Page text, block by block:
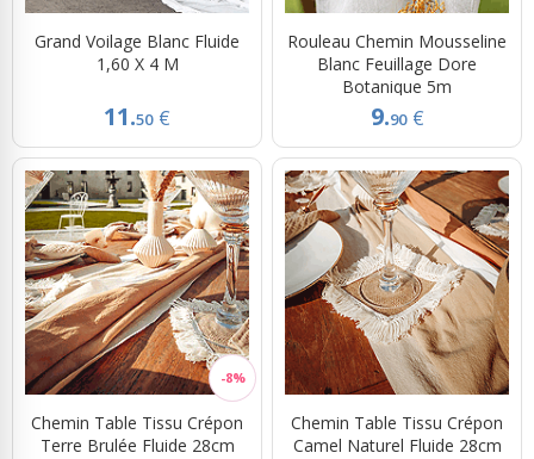
Grand Voilage Blanc Fluide
1,60 X 4 M
11.50 €
Rouleau Chemin Mousseline
Blanc Feuillage Dore
Botanique 5m
9.90 €
Chemin Table Tissu Crépon
Terre Brulée Fluide 28cm
Chemin Table Tissu Crépon
Camel Naturel Fluide 28cm